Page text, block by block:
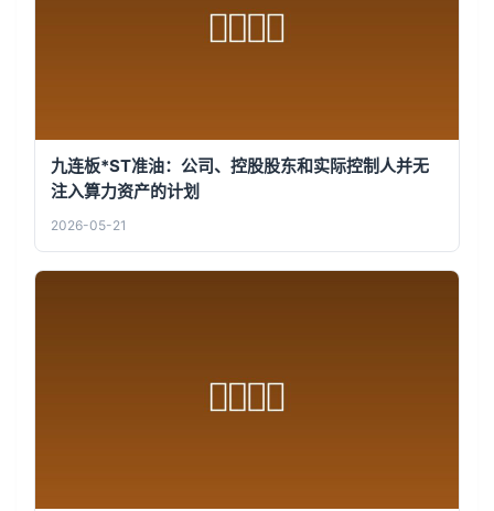
九连板*ST准油：公司、控股股东和实际控制人并无
注入算力资产的计划
2026-05-21